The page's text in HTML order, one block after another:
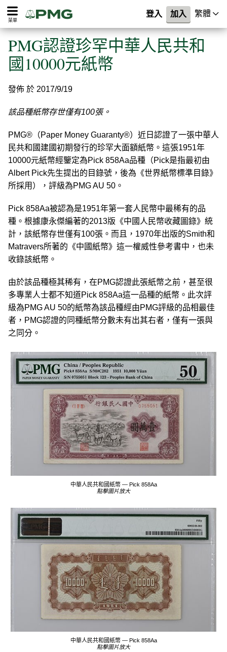
菜單
登入 加入 繁體
PMG認證珍罕中華人民共和
國10000元紙幣
發佈 於 2017/9/19
該品種紙幣存世僅有100張。
PMG®（Paper Money Guaranty®）近日認證了一張中華人
民共和國建國初期發行的珍罕大面額紙幣。這張1951年
10000元紙幣經鑒定為Pick 858Aa品種（Pick是指最初由
Albert Pick先生提出的目錄號，後為《世界紙幣標準目錄》
所採用），評級為PMG AU 50。
Pick 858Aa被認為是1951年第一套人民幣中最稀有的品
種。根據康永傑編著的2013版《中國人民幣收藏圖錄》統
計，該紙幣存世僅有100張。而且，1970年出版的Smith和
Matravers所著的《中國紙幣》這一權威性參考書中，也未
收錄該紙幣。
由於該品種極其稀有，在PMG認證此張紙幣之前，甚至很
多專業人士都不知道Pick 858Aa這一品種的紙幣。此次評
級為PMG AU 50的紙幣為該品種經由PMG評級的品相最佳
者，PMG認證的同種紙幣分數未有出其右者，僅有一張與
之同分。
中華人民共和國紙幣 — Pick 858Aa
點擊圖片放大
中華人民共和國紙幣 — Pick 858Aa
點擊圖片放大